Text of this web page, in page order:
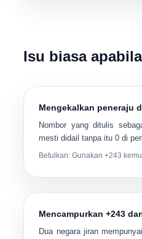
Isu biasa
Mengekalkan peneraju
Nombor yang ditulis
mesti didail tanpa itu 0 di
Betulkan: Gunakan+243
Mencampurkan +243
Dua negara jiran